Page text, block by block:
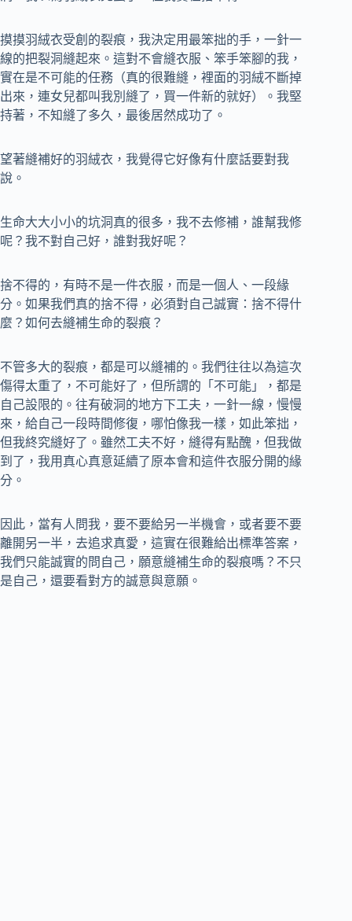
摸摸羽絨衣受創的裂痕，我決定用最笨拙的手，一針一
線的把裂洞縫起來。這對不會縫衣服、笨手笨腳的我，
實在是不可能的任務（真的很難縫，裡面的羽絨不斷掉
出來，連女兒都叫我別縫了，買一件新的就好）。我堅
持著，不知縫了多久，最後居然成功了。
望著縫補好的羽絨衣，我覺得它好像有什麼話要對我
說。
生命大大小小的坑洞真的很多，我不去修補，誰幫我修
呢？我不對自己好，誰對我好呢？
捨不得的，有時不是一件衣服，而是一個人、一段緣
分。如果我們真的捨不得，必須對自己誠實：捨不得什
麼？如何去縫補生命的裂痕？
不管多大的裂痕，都是可以縫補的。我們往往以為這次
傷得太重了，不可能好了，但所謂的「不可能」，都是
自己設限的。往有破洞的地方下工夫，一針一線，慢慢
來，給自己一段時間修復，哪怕像我一樣，如此笨拙，
但我終究縫好了。雖然工夫不好，縫得有點醜，但我做
到了，我用真心真意延續了原本會和這件衣服分開的緣
分。
因此，當有人問我，要不要給另一半機會，或者要不要
離開另一半，去追求真愛，這實在很難給出標準答案，
我們只能誠實的問自己，願意縫補生命的裂痕嗎？不只
是自己，還要看對方的誠意與意願。